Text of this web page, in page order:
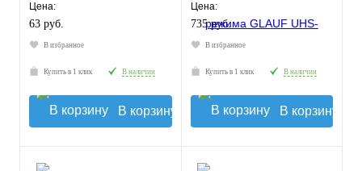
Цена:
63 руб.
В избранное
Купить в 1 клик В наличии
В корзину
Цена:
735 руб.
В избранное
Купить в 1 клик В наличии
В корзину